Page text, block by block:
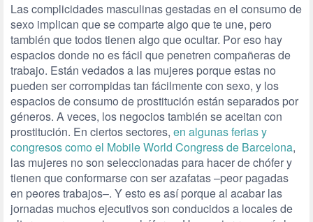
Las complicidades masculinas gestadas en el consumo de
sexo implican que se comparte algo que te une, pero
también que todos tienen algo que ocultar. Por eso hay
espacios donde no es fácil que penetren compañeras de
trabajo. Están vedados a las mujeres porque estas no
pueden ser corrompidas tan fácilmente con sexo, y los
espacios de consumo de prostitución están separados por
géneros. A veces, los negocios también se aceitan con
prostitución. En ciertos sectores, en algunas ferias y
congresos como el Mobile World Congress de Barcelona,
las mujeres no son seleccionadas para hacer de chófer y
tienen que conformarse con ser azafatas –peor pagadas
en peores trabajos–. Y esto es así porque al acabar las
jornadas muchos ejecutivos son conducidos a locales de